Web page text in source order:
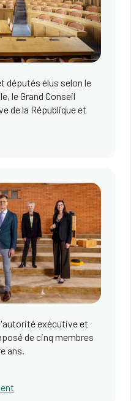
députés élus selon le
le Grand Conseil
de la République et
exécutive et
de cinq membres
ans.